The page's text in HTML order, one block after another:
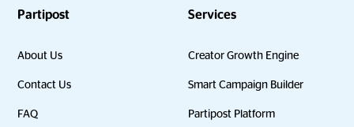
Partipost
About Us
Contact Us
FAQ
Services
Creator Growth Engine
Smart Campaign Builder
Partipost Platform